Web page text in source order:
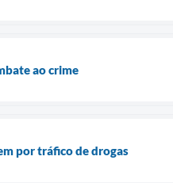
ao crime
por tráfico de drogas